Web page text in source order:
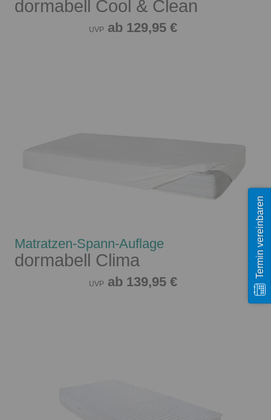
dormabell Cool & Clean
UVP ab 129,95 €
Matratzen-Spann-Auflage
dormabell Clima
UVP ab 139,95 €
Termin vereinbaren